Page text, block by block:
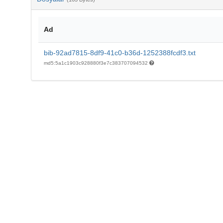
Ad
bib-92ad7815-8df9-41c0-b36d-1252388fcdf3.txt
md5:5a1c1903c928880f3e7c383707094532